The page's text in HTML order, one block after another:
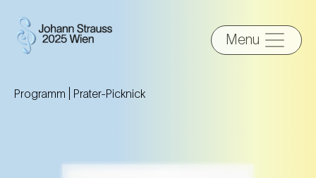
Menu
Programm | Prater-Picknick